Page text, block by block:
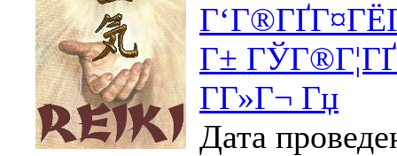
Г±
Г­Г»Г¬ Гџ
Дата